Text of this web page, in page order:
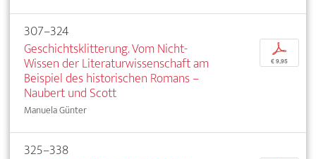
307–324
Geschichtsklitterung. Vom Nicht-
Wissen der Literaturwissenschaft am
Beispiel des historischen Romans –
Naubert und Scott
Manuela Günter
p
€ 9,95
325–338